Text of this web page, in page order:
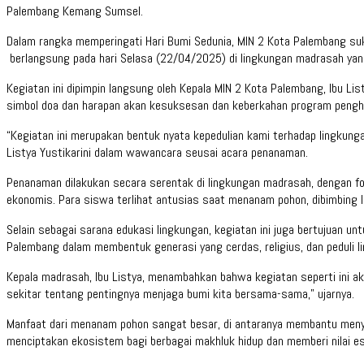
Palembang Kemang Sumsel.
Dalam rangka memperingati Hari Bumi Sedunia, MIN 2 Kota Palembang
berlangsung pada hari Selasa (22/04/2025) di lingkungan madrasah
Kegiatan ini dipimpin langsung oleh Kepala MIN 2 Kota Palembang, Ibu
simbol doa dan harapan akan kesuksesan dan keberkahan program
“Kegiatan ini merupakan bentuk nyata kepedulian kami terhadap
Listya Yustikarini dalam wawancara seusai acara penanaman.
Penanaman dilakukan secara serentak di lingkungan madrasah,
ekonomis. Para siswa terlihat antusias saat menanam pohon, dibimbing
Selain sebagai sarana edukasi lingkungan, kegiatan ini juga bertujuan
Palembang dalam membentuk generasi yang cerdas, religius, dan peduli
Kepala madrasah, Ibu Listya, menambahkan bahwa kegiatan seperti ini
sekitar tentang pentingnya menjaga bumi kita bersama-sama,” ujarnya.
Manfaat dari menanam pohon sangat besar, di antaranya membantu
menciptakan ekosistem bagi berbagai makhluk hidup dan memberi nilai